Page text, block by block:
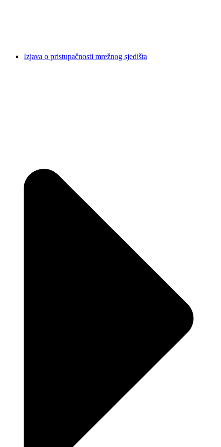
Izjava o pristupačnosti mrežnog sjedišta